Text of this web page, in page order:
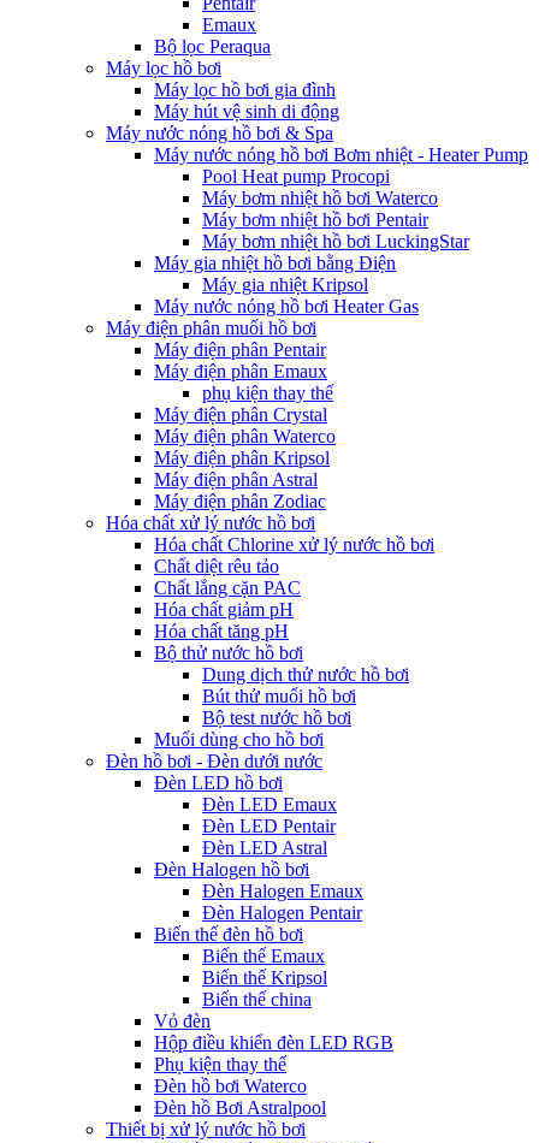
Emaux
Bộ lọc Peraqua
Máy lọc hồ bơi
Máy lọc hồ bơi gia đình
Máy hút vệ sinh di động
Máy nước nóng hồ bơi & Spa
Máy nước nóng hồ bơi Bơm nhiệt - Heater Pump
Pool Heat pump Procopi
Máy bơm nhiệt hồ bơi Waterco
Máy bơm nhiệt hồ bơi Pentair
Máy bơm nhiệt hồ bơi LuckingStar
Máy gia nhiệt hồ bơi bằng Điện
Máy gia nhiệt Kripsol
Máy nước nóng hồ bơi Heater Gas
Máy điện phân muối hồ bơi
Máy điện phân Pentair
Máy điện phân Emaux
phụ kiện thay thế
Máy điện phân Crystal
Máy điện phân Waterco
Máy điện phân Kripsol
Máy điện phân Astral
Máy điện phân Zodiac
Hóa chất xử lý nước hồ bơi
Hóa chất Chlorine xử lý nước hồ bơi
Chất diệt rêu tảo
Chất lắng cặn PAC
Hóa chất giảm pH
Hóa chất tăng pH
Bộ thử nước hồ bơi
Dung dịch thử nước hồ bơi
Bút thử muối hồ bơi
Bộ test nước hồ bơi
Muối dùng cho hồ bơi
Đèn hồ bơi - Đèn dưới nước
Đèn LED hồ bơi
Đèn LED Emaux
Đèn LED Pentair
Đèn LED Astral
Đèn Halogen hồ bơi
Đèn Halogen Emaux
Đèn Halogen Pentair
Biến thế đèn hồ bơi
Biến thế Emaux
Biến thế Kripsol
Biến thế china
Vỏ đèn
Hộp điều khiển đèn LED RGB
Phụ kiện thay thế
Đèn hồ bơi Waterco
Đèn hồ Bơi Astralpool
Thiết bị xử lý nước hồ bơi